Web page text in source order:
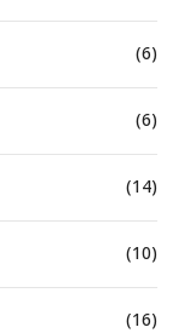
(6)
(6)
(14)
(10)
(16)